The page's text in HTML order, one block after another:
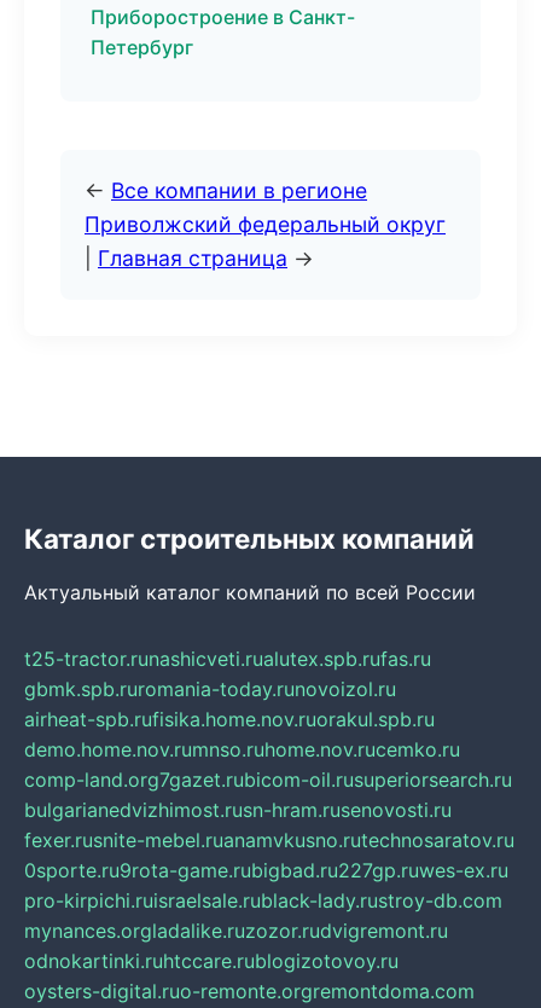
Приборостроение в Санкт-
Петербург
← Все компании в регионе
Приволжский федеральный округ
Главная страница →
Каталог строительных компаний
Актуальный каталог компаний по всей России
t25-tractor.runashicveti.rualutex.spb.rufas.ru
gbmk.spb.ruromania-today.runovoizol.ru
airheat-spb.rufisika.home.nov.ruorakul.spb.ru
demo.home.nov.rumnso.ruhome.nov.rucemko.ru
comp-land.org7gazet.rubicom-oil.rusuperiorsearch.ru
bulgarianedvizhimost.rusn-hram.rusenovosti.ru
fexer.rusnite-mebel.ruanamvkusno.rutechnosaratov.ru
0sporte.ru9rota-game.rubigbad.ru227gp.ruwes-ex.ru
pro-kirpichi.ruisraelsale.rublack-lady.rustroy-db.com
mynances.orgladalike.ruzozor.rudvigremont.ru
odnokartinki.ruhtccare.rublogizotovoy.ru
oysters-digital.ruo-remonte.orgremontdoma.com